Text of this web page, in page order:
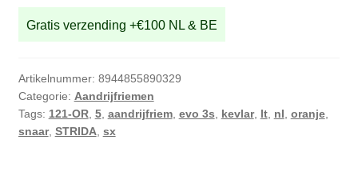
SX,
aantal
Gratis verzending +€100 NL & BE
Artikelnummer: 8944855890329
Categorie: Aandrijfriemen
Tags: 121-OR, 5, aandrijfriem, evo 3s kevlar, lt, nl oranje,
snaar, STRIDA, sx